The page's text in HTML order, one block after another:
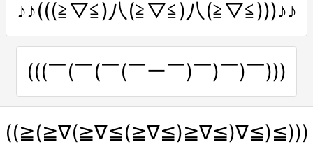
♪♪(((≧▽≦)八(≧▽≦)八(≧▽≦)))♪♪
(((￣(￣(￣(￣ー￣)￣)￣)￣)))
((≧(≧∇(≧∇≦(≧∇≦)≧∇≦)∇≦)≦)))